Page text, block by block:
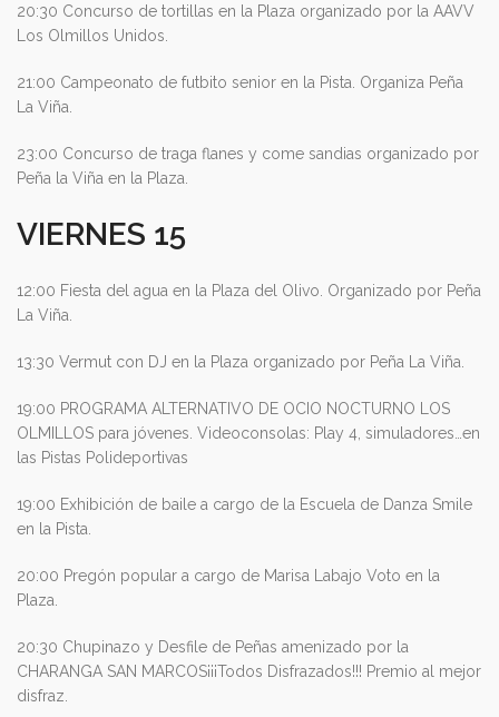
20:30 Concurso de tortillas en la Plaza organizado por la AAVV
Los Olmillos Unidos.
21:00 Campeonato de futbito senior en la Pista. Organiza Peña
La Viña.
23:00 Concurso de traga flanes y come sandias organizado por
Peña la Viña en la Plaza.
VIERNES 15
12:00 Fiesta del agua en la Plaza del Olivo. Organizado por Peña
La Viña.
13:30 Vermut con DJ en la Plaza organizado por Peña La Viña.
19:00 PROGRAMA ALTERNATIVO DE OCIO NOCTURNO LOS
OLMILLOS para jóvenes. Videoconsolas: Play 4, simuladores…en
las Pistas Polideportivas
19:00 Exhibición de baile a cargo de la Escuela de Danza Smile
en la Pista.
20:00 Pregón popular a cargo de Marisa Labajo Voto en la
Plaza.
20:30 Chupinazo y Desfile de Peñas amenizado por la
CHARANGA SAN MARCOS¡¡¡Todos Disfrazados!!! Premio al mejor
disfraz.